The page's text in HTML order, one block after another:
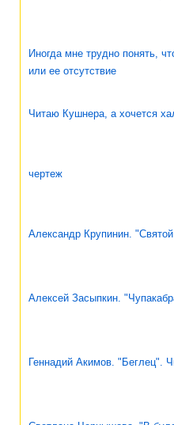
Иногда мне трудно понять,
или ее отсутствие
Читаю Кушнера, а хочется
чертеж
Александр Крупинин.
Алексей Засыпкин.
Геннадий Акимов. "Беглец".